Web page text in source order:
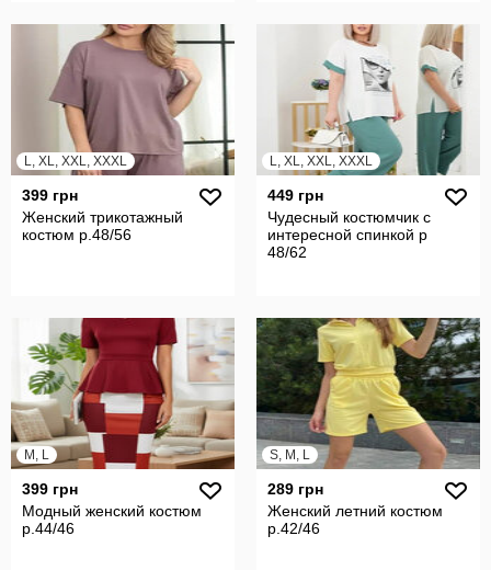
L, XL, XXL, XXXL
399 грн
Женский трикотажный
костюм р.48/56
L, XL, XXL, XXXL
449 грн
Чудесный костюмчик с
интересной спинкой р
48/62
M, L
399 грн
Модный женский костюм
р.44/46
S, M, L
289 грн
Женский летний костюм
р.42/46